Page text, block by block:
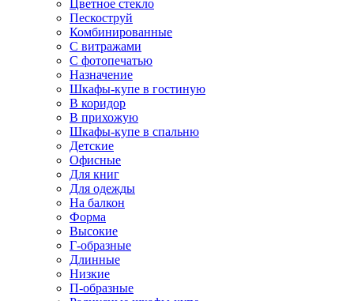
Цветное стекло
Пескоструй
Комбинированные
С витражами
С фотопечатью
Назначение
Шкафы-купе в гостиную
В коридор
В прихожую
Шкафы-купе в спальню
Детские
Офисные
Для книг
Для одежды
На балкон
Форма
Высокие
Г-образные
Длинные
Низкие
П-образные